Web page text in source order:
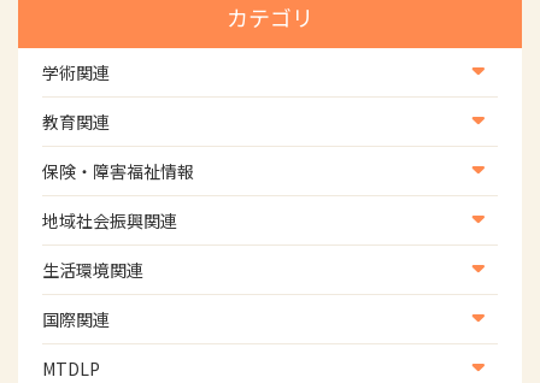
カテゴリ
学術関連
学術・研究
学会
学術誌
教育関連
養成教育
生涯教育
研修会
協会認定資格試験・審査会情報
保険・障害福祉情報
医療保険情報
介護保険情報
児童福祉・障害福祉情報
地域社会振興関連
地域社会振興部地域事業支援課【認知症対策班】
地域社会振興部地域事業支援課【地域包括ケア推進班】
地域社会振興部地域事業支援課【運転と地域移動推進
班】
生活環境関連
生活環境・福祉用具支援
国際関連
国際関連
MTDLP